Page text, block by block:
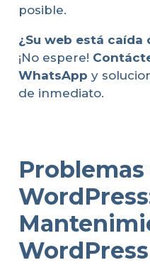
posible.
¿Su web está caída
¡No espere!
WhatsApp y
de inmediato.
WordPress